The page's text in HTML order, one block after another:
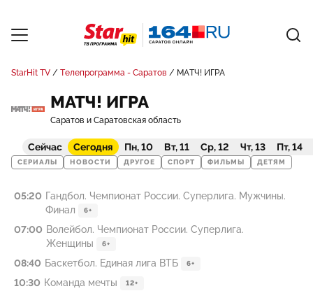
StarHit TV Телепрограмма - Саратов МАТЧ! ИГРА
МАТЧ! ИГРА
Саратов и Саратовская область
Сейчас Сегодня Пн, 10 Вт, 11 Ср, 12 Чт, 13 Пт, 14
СЕРИАЛЫ НОВОСТИ ДРУГОЕ СПОРТ ФИЛЬМЫ ДЕТЯМ
05:20 Гандбол. Чемпионат России. Суперлига. Мужчины.
Финал
6+
07:00 Волейбол. Чемпионат России. Суперлига.
Женщины
6+
08:40 Баскетбол. Единая лига ВТБ 6+
10:30 Команда мечты 12+